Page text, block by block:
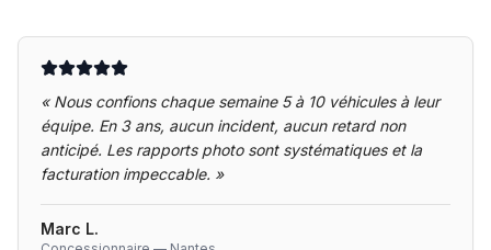
« Nous confions chaque semaine 5 à 10 véhicules à leur
équipe. En 3 ans, aucun incident, aucun retard non
anticipé. Les rapports photo sont systématiques et la
facturation impeccable. »
Marc L.